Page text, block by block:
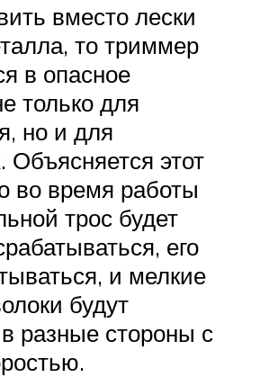
вместо лески
то триммер
в опасное
только для
но и для
этот
во время работы
трос будет
его
и мелкие
будут
разные стороны с